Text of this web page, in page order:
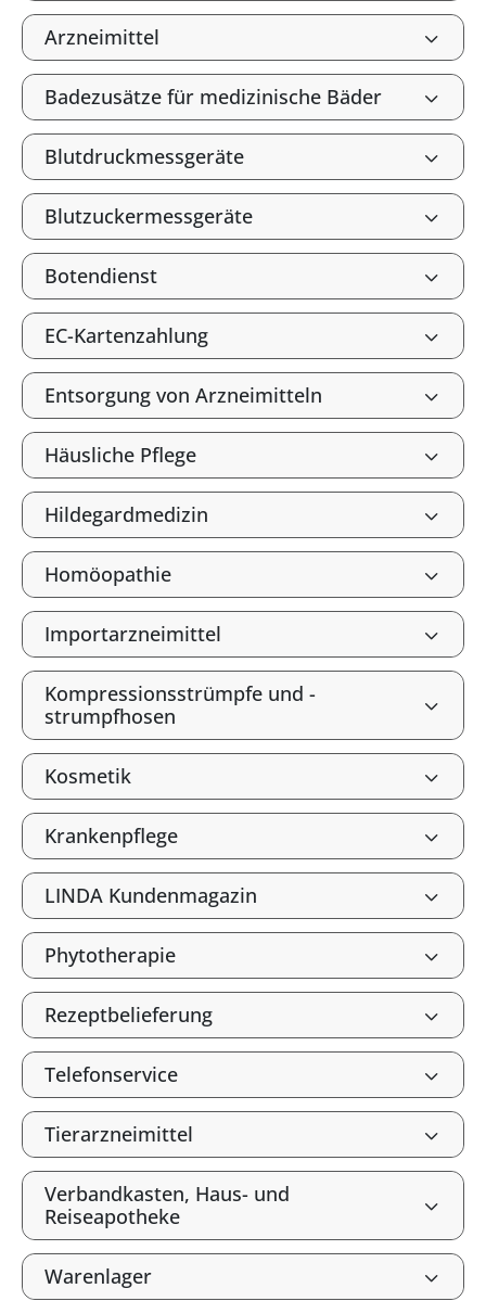
Arzneimittel
Badezusätze für medizinische Bäder
Blutdruckmessgeräte
Blutzuckermessgeräte
Botendienst
EC-Kartenzahlung
Entsorgung von Arzneimitteln
Häusliche Pflege
Hildegardmedizin
Homöopathie
Importarzneimittel
Kompressionsstrümpfe und -
strumpfhosen
Kosmetik
Krankenpflege
LINDA Kundenmagazin
Phytotherapie
Rezeptbelieferung
Telefonservice
Tierarzneimittel
Verbandkasten, Haus- und
Reiseapotheke
Warenlager